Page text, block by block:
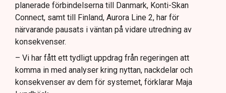
planerade förbindelserna till Danmark, Konti-Skan
Connect, samt till Finland, Aurora Line 2, har för
närvarande pausats i väntan på vidare utredning av
konsekvenser.
– Vi har fått ett tydligt uppdrag från regeringen att
komma in med analyser kring nyttan, nackdelar och
konsekvenser av dem för systemet, förklarar Maja